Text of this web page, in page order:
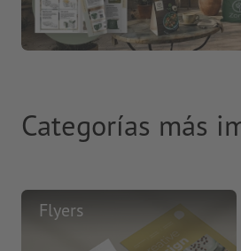
Categorías más
Flyers